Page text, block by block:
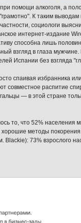
помощи алкоголя, а
К таким
социологи
интернет-издание
способна лишь
взгляд в глаза
Испании без взгляда
спаивая избранника
совместное распитие
— в этой стране
то, что 52% населения
хорошие методы
Blackie): 73% взрослого